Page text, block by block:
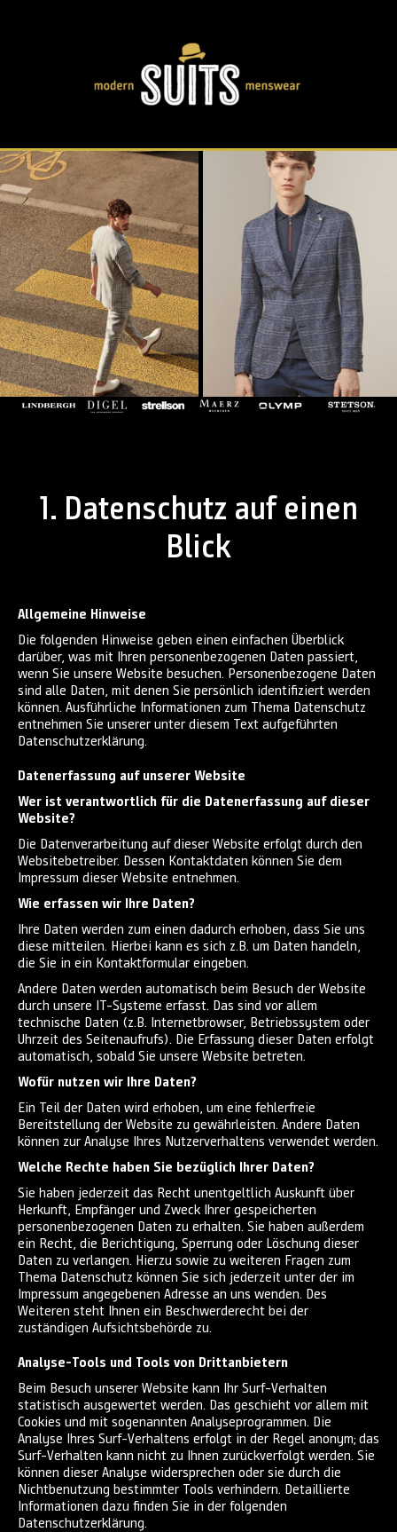
1. Datenschutz auf einen
Blick
Allgemeine Hinweise
Die folgenden Hinweise geben einen einfachen Überblick
darüber, was mit Ihren personenbezogenen Daten passiert,
wenn Sie unsere Website besuchen. Personenbezogene Daten
sind alle Daten, mit denen Sie persönlich identifiziert werden
können. Ausführliche Informationen zum Thema Datenschutz
entnehmen Sie unserer unter diesem Text aufgeführten
Datenschutzerklärung.
Datenerfassung auf unserer Website
Wer ist verantwortlich für die Datenerfassung auf dieser
Website?
Die Datenverarbeitung auf dieser Website erfolgt durch den
Websitebetreiber. Dessen Kontaktdaten können Sie dem
Impressum dieser Website entnehmen.
Wie erfassen wir Ihre Daten?
Ihre Daten werden zum einen dadurch erhoben, dass Sie uns
diese mitteilen. Hierbei kann es sich z.B. um Daten handeln,
die Sie in ein Kontaktformular eingeben.
Andere Daten werden automatisch beim Besuch der Website
durch unsere IT-Systeme erfasst. Das sind vor allem
technische Daten (z.B. Internetbrowser, Betriebssystem oder
Uhrzeit des Seitenaufrufs). Die Erfassung dieser Daten erfolgt
automatisch, sobald Sie unsere Website betreten.
Wofür nutzen wir Ihre Daten?
Ein Teil der Daten wird erhoben, um eine fehlerfreie
Bereitstellung der Website zu gewährleisten. Andere Daten
können zur Analyse Ihres Nutzerverhaltens verwendet werden.
Welche Rechte haben Sie bezüglich Ihrer Daten?
Sie haben jederzeit das Recht unentgeltlich Auskunft über
Herkunft, Empfänger und Zweck Ihrer gespeicherten
personenbezogenen Daten zu erhalten. Sie haben außerdem
ein Recht, die Berichtigung, Sperrung oder Löschung dieser
Daten zu verlangen. Hierzu sowie zu weiteren Fragen zum
Thema Datenschutz können Sie sich jederzeit unter der im
Impressum angegebenen Adresse an uns wenden. Des
Weiteren steht Ihnen ein Beschwerderecht bei der
zuständigen Aufsichtsbehörde zu.
Analyse-Tools und Tools von Drittanbietern
Beim Besuch unserer Website kann Ihr Surf-Verhalten
statistisch ausgewertet werden. Das geschieht vor allem mit
Cookies und mit sogenannten Analyseprogrammen. Die
Analyse Ihres Surf-Verhaltens erfolgt in der Regel anonym; das
Surf-Verhalten kann nicht zu Ihnen zurückverfolgt werden. Sie
können dieser Analyse widersprechen oder sie durch die
Nichtbenutzung bestimmter Tools verhindern. Detaillierte
Informationen dazu finden Sie in der folgenden
Datenschutzerklärung.